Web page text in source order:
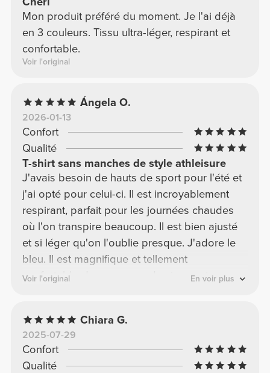
Mon produit préféré du moment. Je l'ai déjà
en 3 couleurs. Tissu ultra-léger, respirant et
confortable.
Voir l'original
Ángela O.
2026-01-13
Confort
Qualité
T-shirt sans manches de style athleisure
J'avais besoin de hauts de sport pour l'été et
j'ai opté pour celui-ci. Il est incroyablement
respirant, parfait pour les journées chaudes
où l'on transpire beaucoup. Il est bien ajusté
et si léger qu'on l'oublie presque. J'adore le
bleu. Il est magnifique et tellement
confortable. Je recommande vivement ce
Voir l'original En voir plus
Chiara G.
2025-07-29
Confort
Qualité